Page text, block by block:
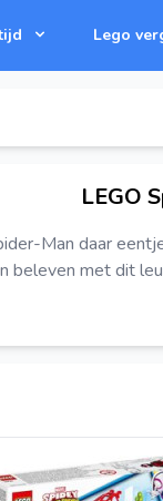
Lego
LEGO
Man daar
met dit